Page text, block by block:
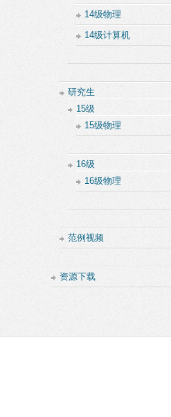
14级物理
14级计算机
研究生
15级
15级物理
16级
16级物理
范例视频
资源下载